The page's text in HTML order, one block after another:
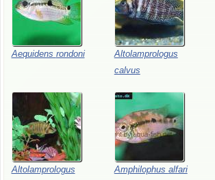
Aequidens rondoni
Altolamprologus
calvus
Altolamprologus
Amphilophus alfari